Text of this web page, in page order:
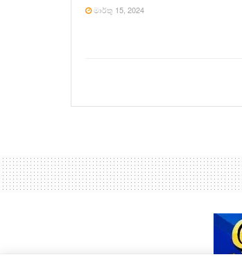
මාර්තු 15, 2024